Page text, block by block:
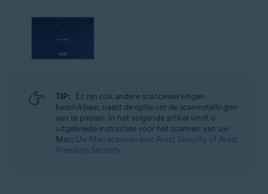
TIP: Er zijn ook andere scanbewerkingen
beschikbaar, naast de optie om de scaninstellingen
aan te passen. In het volgende artikel vindt u
uitgebreide instructies voor het scannen van uw
Mac: Uw Mac scannen met Avast Security of Avast
Premium Security.